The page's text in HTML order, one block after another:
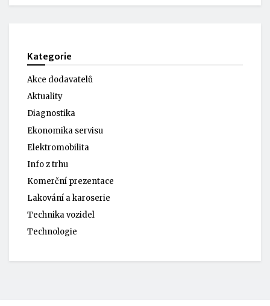
Kategorie
Akce dodavatelů
Aktuality
Diagnostika
Ekonomika servisu
Elektromobilita
Info z trhu
Komerční prezentace
Lakování a karoserie
Technika vozidel
Technologie